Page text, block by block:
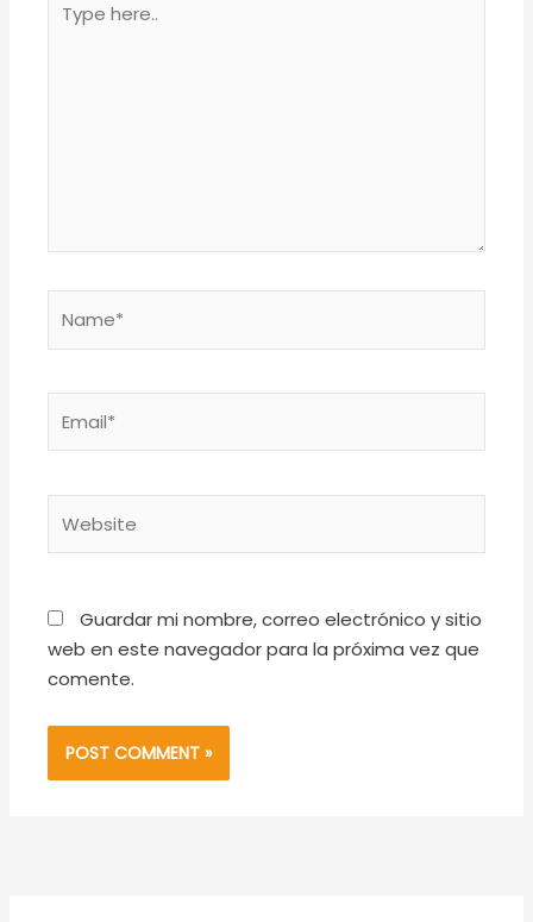
here..
Guardar mi nombre, correo electrónico y sitio
web en este navegador para la próxima vez que
comente.